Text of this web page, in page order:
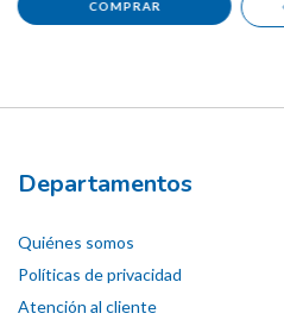
Departamentos
Quiénes somos
Políticas de privacidad
Atención al cliente